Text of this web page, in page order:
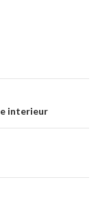
interieur